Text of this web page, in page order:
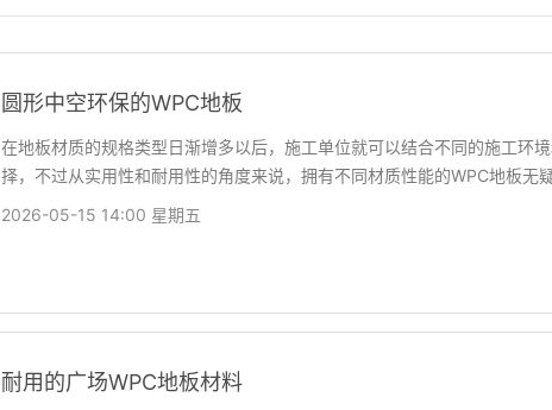
圆形中空环保的WPC地板
在地板材质的规格类型日渐增多以后，施工单位就可以结合不同的施工环
择，不过从实用性和耐用性的角度来说，拥有不同材质性能的WPC地板无
2026-05-15 14:00 星期五
耐用的广场WPC地板材料